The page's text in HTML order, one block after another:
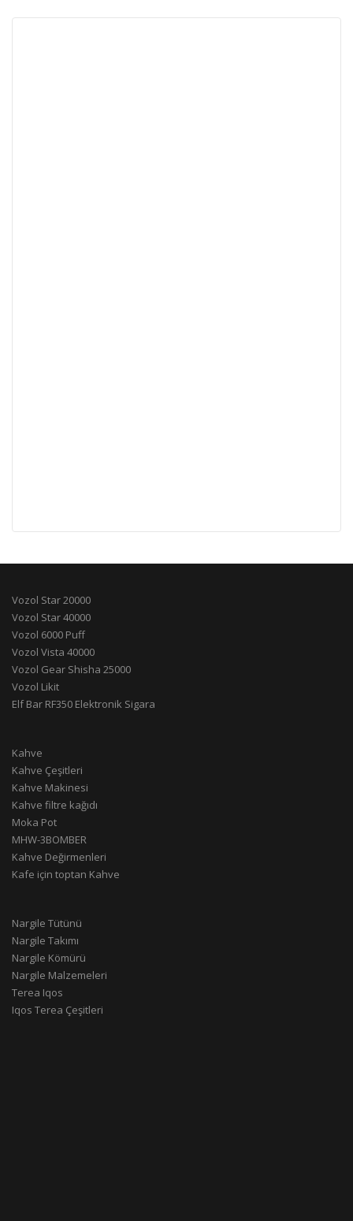
Vozol Star 20000
Vozol Star 40000
Vozol 6000 Puff
Vozol Vista 40000
Vozol Gear Shisha 25000
Vozol Likit
Elf Bar RF350 Elektronik Sigara
Kahve
Kahve Çeşitleri
Kahve Makinesi
Kahve filtre kağıdı
Moka Pot
MHW-3BOMBER
Kahve Değirmenleri
Kafe için toptan Kahve
Nargile Tütünü
Nargile Takımı
Nargile Kömürü
Nargile Malzemeleri
Terea Iqos
Iqos Terea Çeşitleri